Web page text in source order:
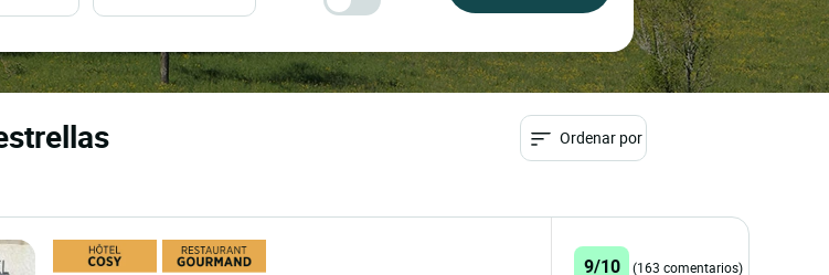
Ordenar por
9/10 (163 comentarios)